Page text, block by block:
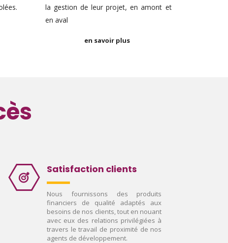
la gestion de leur projet, en amont et
en aval
en savoir plus
Satisfaction clients
Nous fournissons des produits
financiers de qualité adaptés aux
besoins de nos clients, tout en nouant
avec eux des relations privilégiées à
travers le travail de proximité de nos
agents de développement.